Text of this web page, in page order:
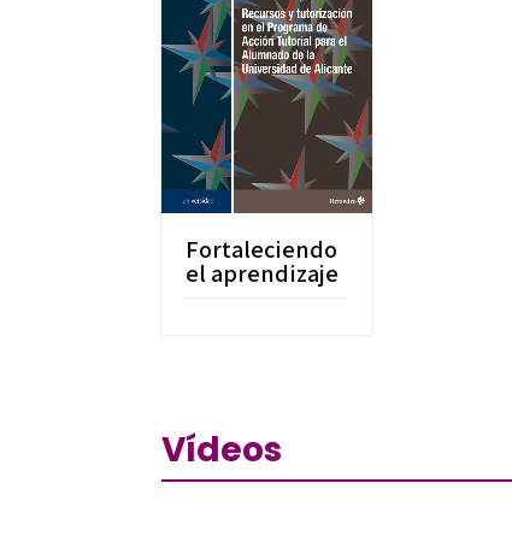
Fortaleciendo
el aprendizaje
Vídeos